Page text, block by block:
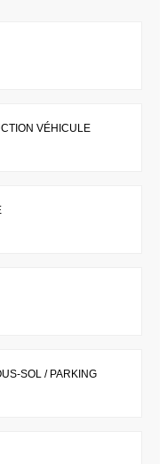
VÉHICULE
SOL / PARKING